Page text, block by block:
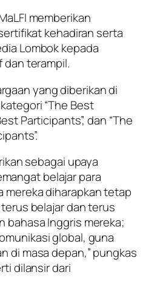
memberikan
kehadiran serta
Lombok kepada
terampil.
yang diberikan di
“The Best
Participants”, dan “The
sebagai upaya
belajar para
mereka diharapkan tetap
belajar dan terus
bahasa Inggris mereka;
global, guna
di masa depan,” pungkas
dilansir dari